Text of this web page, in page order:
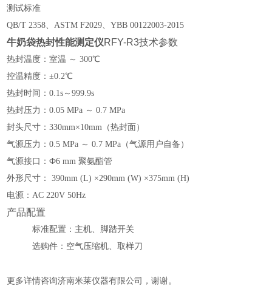
测试标准
QB/T 2358、ASTM F2029、YBB 00122003-2015
牛奶袋热封性能测定仪RFY-R3技术参数
热封温度：室温 ～ 300℃
控温精度：±0.2℃
热封时间：0.1s～999.9s
热封压力：0.05 MPa ～ 0.7 MPa
封头尺寸：330mm×10mm（热封面）
气源压力：0.5 MPa ～ 0.7 MPa（气源用户自备）
气源接口：Ф6 mm 聚氨酯管
外形尺寸： 390mm (L) ×290mm (W) ×375mm (H)
电源：AC 220V 50Hz
产品配置
标准配置：主机、脚踏开关
选购件：空气压缩机、取样刀
更多详情咨询济南米莱仪器有限公司，谢谢。